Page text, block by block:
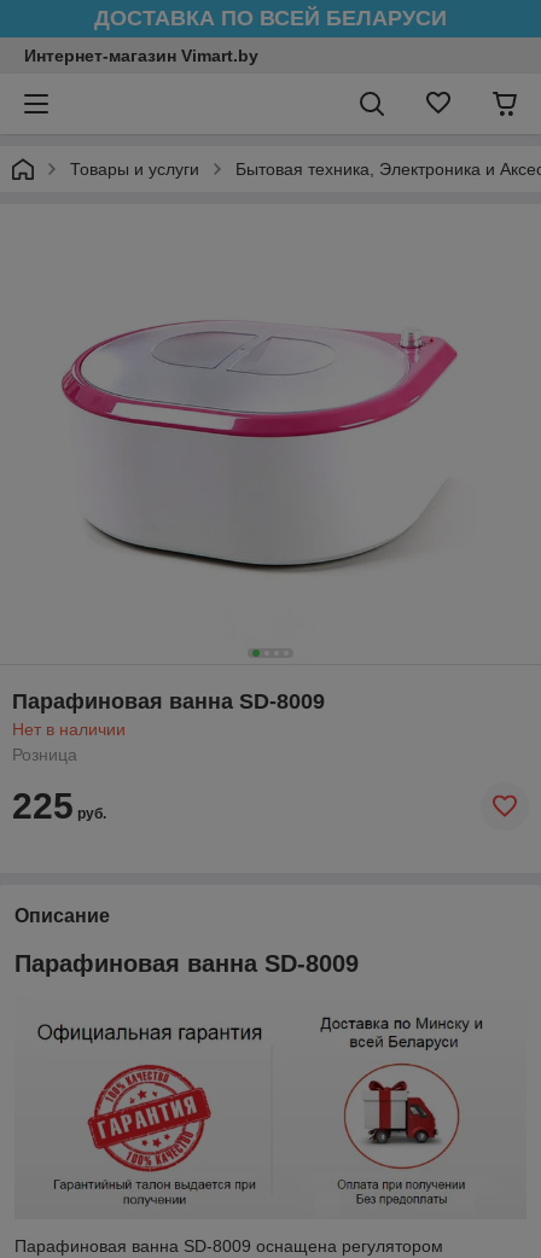
ДОСТАВКА ПО ВСЕЙ БЕЛАРУСИ
Интернет-магазин Vimart.by
Товары и услуги Бытовая техника, Электроника и
Парафиновая ванна SD-8009
Нет в наличии
Розница
225 руб.
Описание
Парафиновая ванна SD-8009
Парафиновая ванна SD-8009 оснащена регулятором